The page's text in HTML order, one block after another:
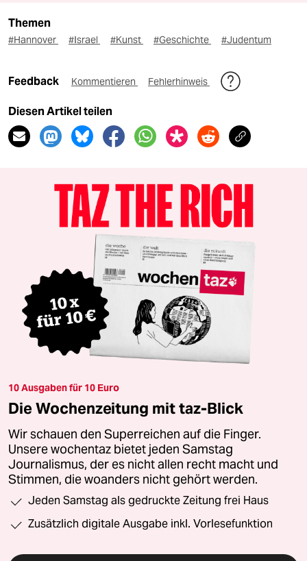
Themen
#Hannover #Israel #Kunst #Geschichte #Judentum
Feedback Kommentieren Fehlerhinweis
Diesen Artikel teilen
10 Ausgaben für 10 Euro
Die Wochenzeitung mit taz-Blick
Wir schauen den Superreichen auf die Finger.
Unsere wochentaz bietet jeden Samstag
Journalismus, der es nicht allen recht macht und
Stimmen, die woanders nicht gehört werden.
Jeden Samstag als gedruckte Zeitung frei Haus
Zusätzlich digitale Ausgabe inkl. Vorlesefunktion